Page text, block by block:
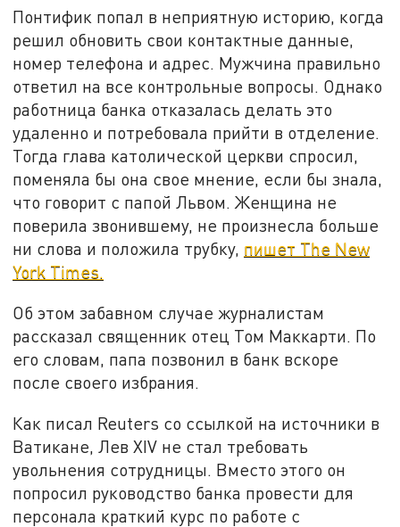
Понтифик попал в неприятную историю, когда
решил обновить свои контактные данные,
номер телефона и адрес. Мужчина правильно
ответил на все контрольные вопросы. Однако
работница банка отказалась делать это
удаленно и потребовала прийти в отделение.
Тогда глава католической церкви спросил,
поменяла бы она свое мнение, если бы знала,
что говорит с папой Львом. Женщина не
поверила звонившему, не произнесла больше
ни слова и положила трубку, пишет The New
York Times.
Об этом забавном случае журналистам
рассказал священник отец Том Маккарти. По
его словам, папа позвонил в банк вскоре
после своего избрания.
Как писал Reuters со ссылкой на источники в
Ватикане, Лев XIV не стал требовать
увольнения сотрудницы. Вместо этого он
попросил руководство банка провести для
персонала краткий курс по работе с